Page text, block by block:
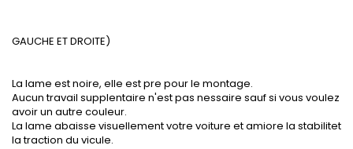
GAUCHE ET DROITE)
La lame est noire, elle est pre pour le montage.
Aucun travail supplentaire n'est pas nessaire sauf si vous voulez
avoir un autre couleur.
La lame abaisse visuellement votre voiture et amiore la stabilitet
la traction du vicule.